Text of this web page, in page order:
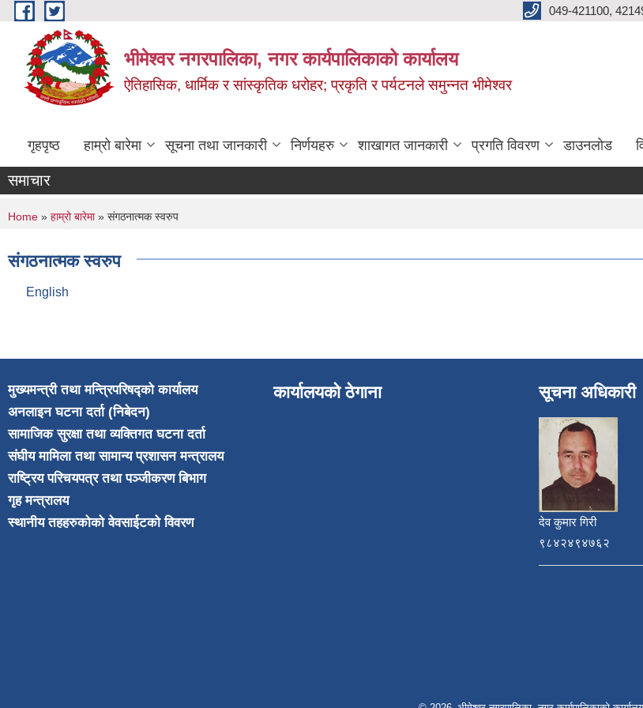
Skip to main content 049-421100,
भीमेश्वर नगरपालिका, नगर कार्यपालिकाको कार्यालय
ऐतिहासिक, धार्मिक र सांस्कृतिक धरोहर; प्रकृति र पर्यटनले समुन्नत भीमेश्वर
गृहपृष्ठ हाम्रो बारेमा सूचना तथा जानकारी निर्णयहरु शाखागत जानकारी प्रगति विवरण डाउनलोड
समाचार
You are here
Home » हाम्रो बारेमा» संगठनात्मक स्वरुप
संगठनात्मक स्वरुप
English
मुख्यमन्त्री तथा मन्त्रिपरिषद्को कार्यालय
अनलाइन घटना दर्ता (निबेदन)
सामाजिक सुरक्षा तथा व्यक्तिगत घटना दर्ता
संघीय मामिला तथा सामान्य प्रशासन मन्त्रालय
राष्ट्रिय परिचयपत्र तथा पञ्जीकरण बिभाग
गृह मन्त्रालय
स्थानीय तहहरुकोको वेवसाईटको विवरण
कार्यालयको ठेगाना सूचना अधिकारी
देव कुमार गिरी
९८४२४९४७६२